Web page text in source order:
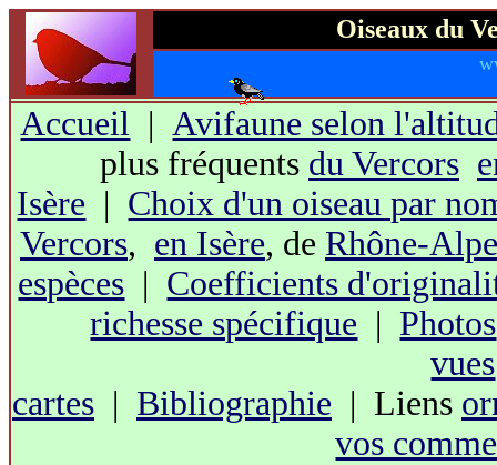
Oiseaux du
Accueil |Avifaune selon
plus fréquents du Vercors
Isère | Choix d'un oiseau par
Vercors, en Isère, de Rhône-
espèces | Coefficients
richesse spécifique | Photos
vues
cartes | Bibliographie | Liens
vos